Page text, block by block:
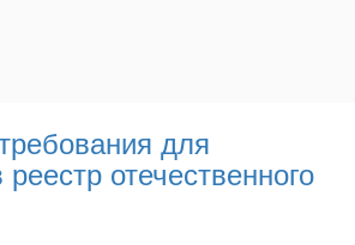
для
отечественного